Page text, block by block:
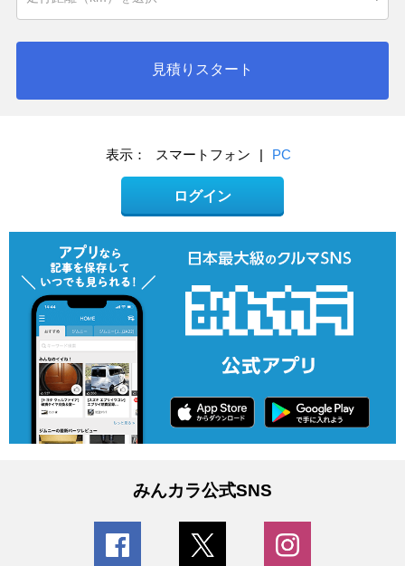
見積りスタート
表示： スマートフォン | PC
ログイン
みんカラ公式SNS